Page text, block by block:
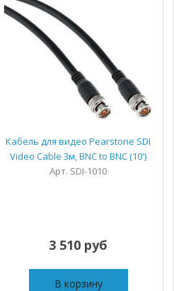
Кабель для видео Pearstone SDI
Video Cable 3м, BNC to BNC (10')
Арт. SDI-1010
3 510 руб
В корзину